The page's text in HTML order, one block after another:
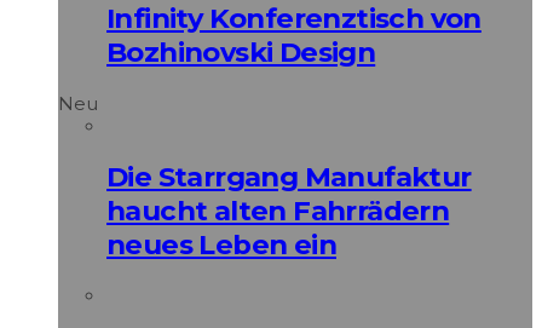
Infinity Konferenztisch von
Bozhinovski Design
Neu
Die Starrgang Manufaktur
haucht alten Fahrrädern
neues Leben ein